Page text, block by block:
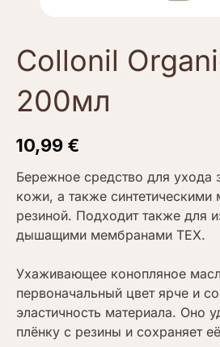
Collonil
200мл
10,99 €
Бережное средство для ухода
кожи, а также синтетическими
резиной. Подходит также для
дышащими мембранами TEX.
Ухаживающее конопляное
первоначальный цвет ярче и
эластичность материала. Оно
плёнку с резины и сохраняет